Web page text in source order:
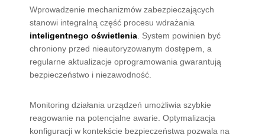
Wprowadzenie mechanizmów zabezpieczających
stanowi integralną część procesu wdrażania
inteligentnego oświetlenia . System powinien być
chroniony przed nieautoryzowanym dostępem, a
regularne aktualizacje oprogramowania gwarantują
bezpieczeństwo i niezawodność.
Monitoring działania urządzeń umożliwia szybkie
reagowanie na potencjalne awarie. Optymalizacja
konfiguracji w kontekście bezpieczeństwa pozwala na